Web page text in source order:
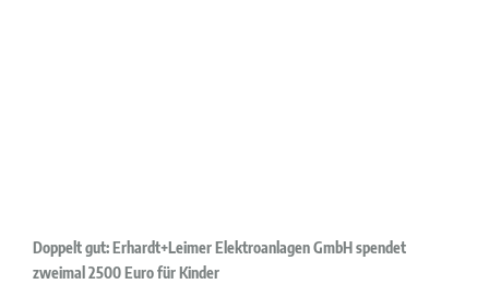
Doppelt gut: Erhardt+Leimer Elektroanlagen GmbH spendet
zweimal 2500 Euro für Kinder